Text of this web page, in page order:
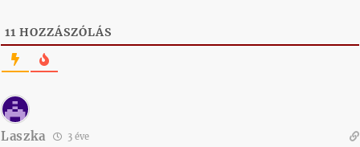
11 HOZZÁSZÓLÁS
Laszka 3 éve